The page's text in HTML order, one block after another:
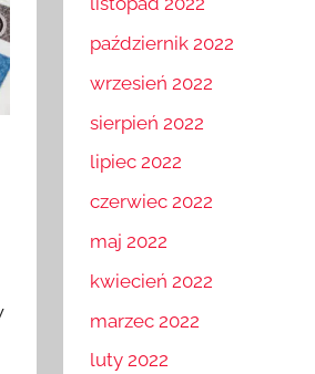
listopad 2022
październik 2022
sierpień 2022
lipiec 2022
maj 2022
kwiecień 2022
marzec 2022